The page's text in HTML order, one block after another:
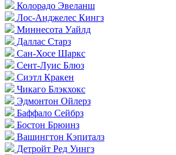
Колорадо Эвеланш
Лос-Анджелес Кингз
Миннесота Уайлд
Даллас Старз
Сан-Хосе Шаркс
Сент-Луис Блюз
Сиэтл Кракен
Чикаго Блэкхокс
Эдмонтон Ойлерз
Баффало Сейбрз
Бостон Брюинз
Вашингтон Кэпиталз
Детройт Ред Уингз